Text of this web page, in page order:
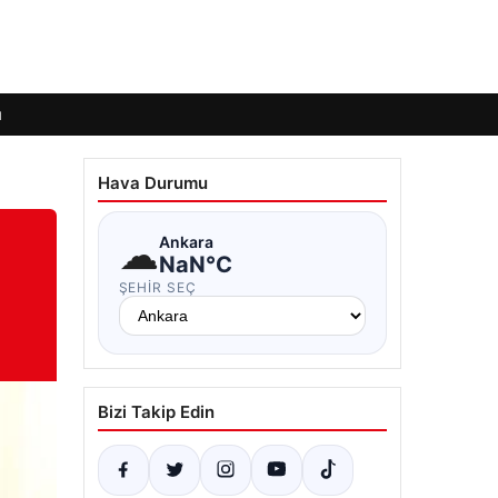
Hava Durumu
☁Ankara
NaN°C
ŞEHIR SEÇ
Bizi Takip Edin